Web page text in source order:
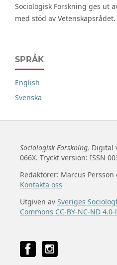
Sociologisk Forskning ges ut
med stöd av Vetenskapsrådet.
SPRÅK
English
Svenska
Sociologisk Forskning. Digital
066X. Tryckt version: ISSN
Redaktörer: Marcus
Kontakta oss
Utgiven av Sveriges
Commons CC-BY-NC-ND